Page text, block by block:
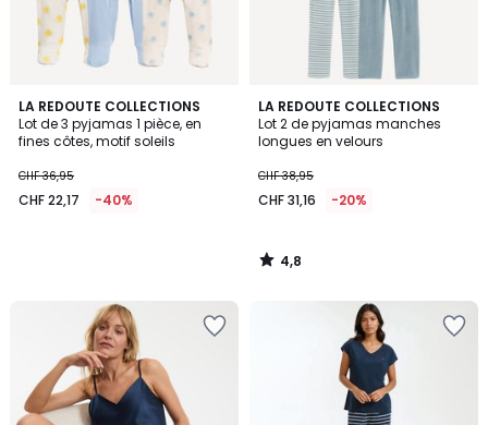
LA REDOUTE COLLECTIONS
Lot de 3 pyjamas 1 pièce, en
fines côtes, motif soleils
CHF 36,95
CHF 22,17 -40%
LA REDOUTE COLLECTIONS
Lot 2 de pyjamas manches
longues en velours
CHF 38,95
CHF 31,16 -20%
4,8
/ 5
4,8
/